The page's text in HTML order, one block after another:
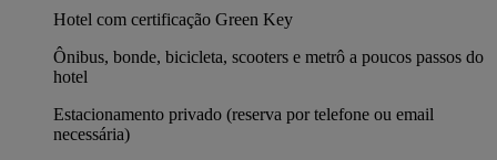
Hotel com certificação Green Key
Ônibus, bonde, bicicleta, scooters e metrô a poucos passos do
hotel
Estacionamento privado (reserva por telefone ou email
necessária)